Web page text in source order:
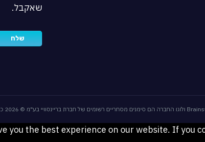
שאקבל.
you the best experience on our website. If you